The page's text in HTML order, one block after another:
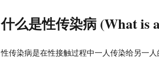
什么是性传染病 (What is
性传染病是在性接触过程中一人传染给另一人